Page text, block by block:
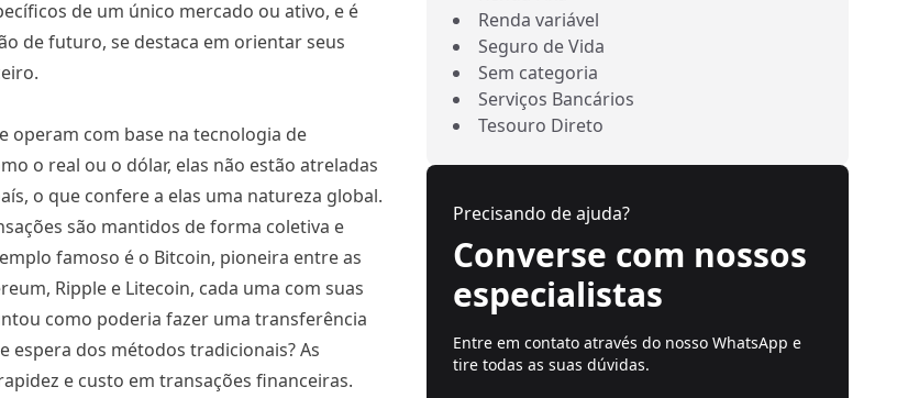
de um único mercado ou ativo, e é
de futuro, se destaca em orientar seus
operam com base na tecnologia de
o real ou o dólar, elas não estão atreladas
o que confere a elas uma natureza global.
são mantidos de forma coletiva e
famoso é o Bitcoin, pioneira entre as
Ripple e Litecoin, cada uma com suas
como poderia fazer uma transferência
espera dos métodos tradicionais? As
e custo em transações financeiras.
Renda variável
Seguro de Vida
Sem categoria
Serviços Bancários
Tesouro Direto
Precisando de ajuda?
Converse com nossos
especialistas
Entre em contato através do nosso WhatsApp e
tire todas as suas dúvidas.